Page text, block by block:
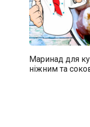
Маринад для
ніжним та